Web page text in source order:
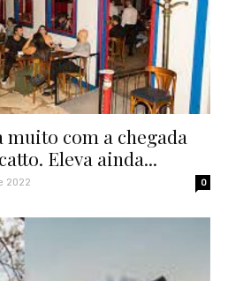
com a chegada
Eleva ainda...
2022 0